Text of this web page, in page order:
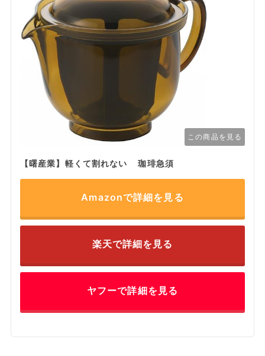
この商品を見る
【曙産業】軽くて割れない 珈琲急須
Amazonで詳細を見る
楽天で詳細を見る
ヤフーで詳細を見る